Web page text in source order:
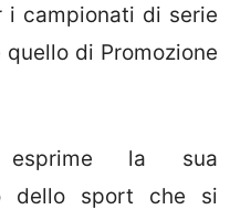
i campionati di serie
di Promozione
esprime la sua
dello sport che si